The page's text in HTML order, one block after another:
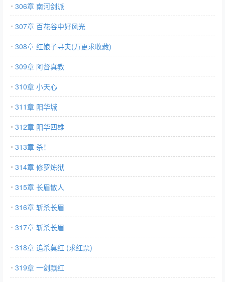
306章 南河剑派
307章 百花谷中好风光
308章 红娘子寻夫(万更求收藏)
309章 阿督真教
310章 小天心
311章 阳华城
312章 阳华四雄
313章 杀！
314章 修罗炼狱
315章 长眉散人
316章 斩杀长眉
317章 斩杀长眉
318章 追杀莫红 (求红票)
319章 一剑飘红